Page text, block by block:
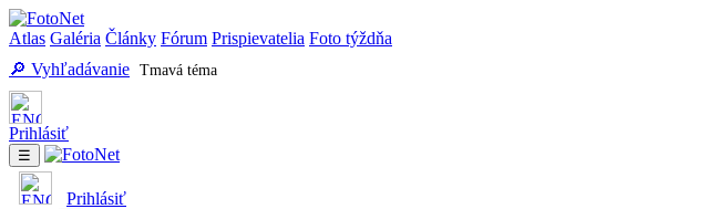
Atlas Galéria Články Fórum Prispievatelia Foto týždňa
🔎 Vyhľadávanie Tmavá téma
Prihlásiť
☰
Prihlásiť